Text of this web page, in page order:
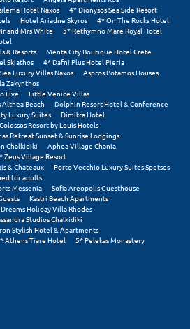
Hotel Naxos
4* Dionysos Sea Side Resort
Hotel Ariadne Skyros
4* On The Rocks Hotel
and Mrs White
5* Rethymno Mare Royal Hotel
& Resorts
Menta City Boutique Hotel Crete
Skiathos
4* Dafni Plus Hotel Pieria
Luxury Villas Naxos
Aspros Potamos Houses
Zakynthos
Live
Little Venice Villas
Althea Beach
Dolphin Resort Hotel & Conference
Luxury Suites
Dimitra Hotel
Resort by Louis Hotels
Retreat Sunset & Sunrise Lodgings
Chalkidiki
Aphea Village Chania
Zeus Village Resort
& Chateaux
Porto Vecchio Luxury Suites Spetses
for adults
Messenia
Sofia Areopolis Guesthouse
Kastri Beach Apartments
Holiday Villa Rhodes
Studios Chalkidiki
Stylish Hotel & Apartments
Athens Tiare Hotel 5* Pelekas Monastery